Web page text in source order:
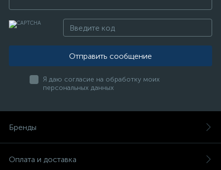
Отправить сообщение
Я даю согласие на обработку моих
персональных данных
Бренды
Оплата и доставка